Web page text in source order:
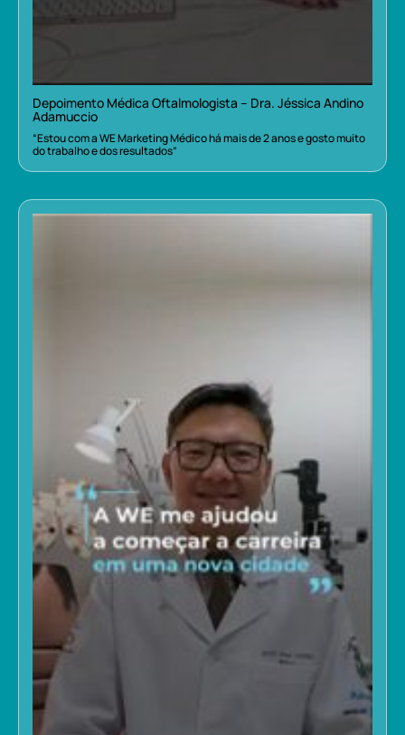
Depoimento Médica Oftalmologista – Dra. Jéssica Andino
Adamuccio
“Estou com a WE Marketing Médico há mais de 2 anos e gosto muito
do trabalho e dos resultados”